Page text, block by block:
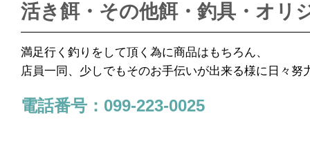
活き餌・その他餌・釣具・オ
満足行く釣りをして頂く為に商品はもちろん、
店員一同、少しでもそのお手伝いが出来る様に日々努
電話番号：099-223-0025